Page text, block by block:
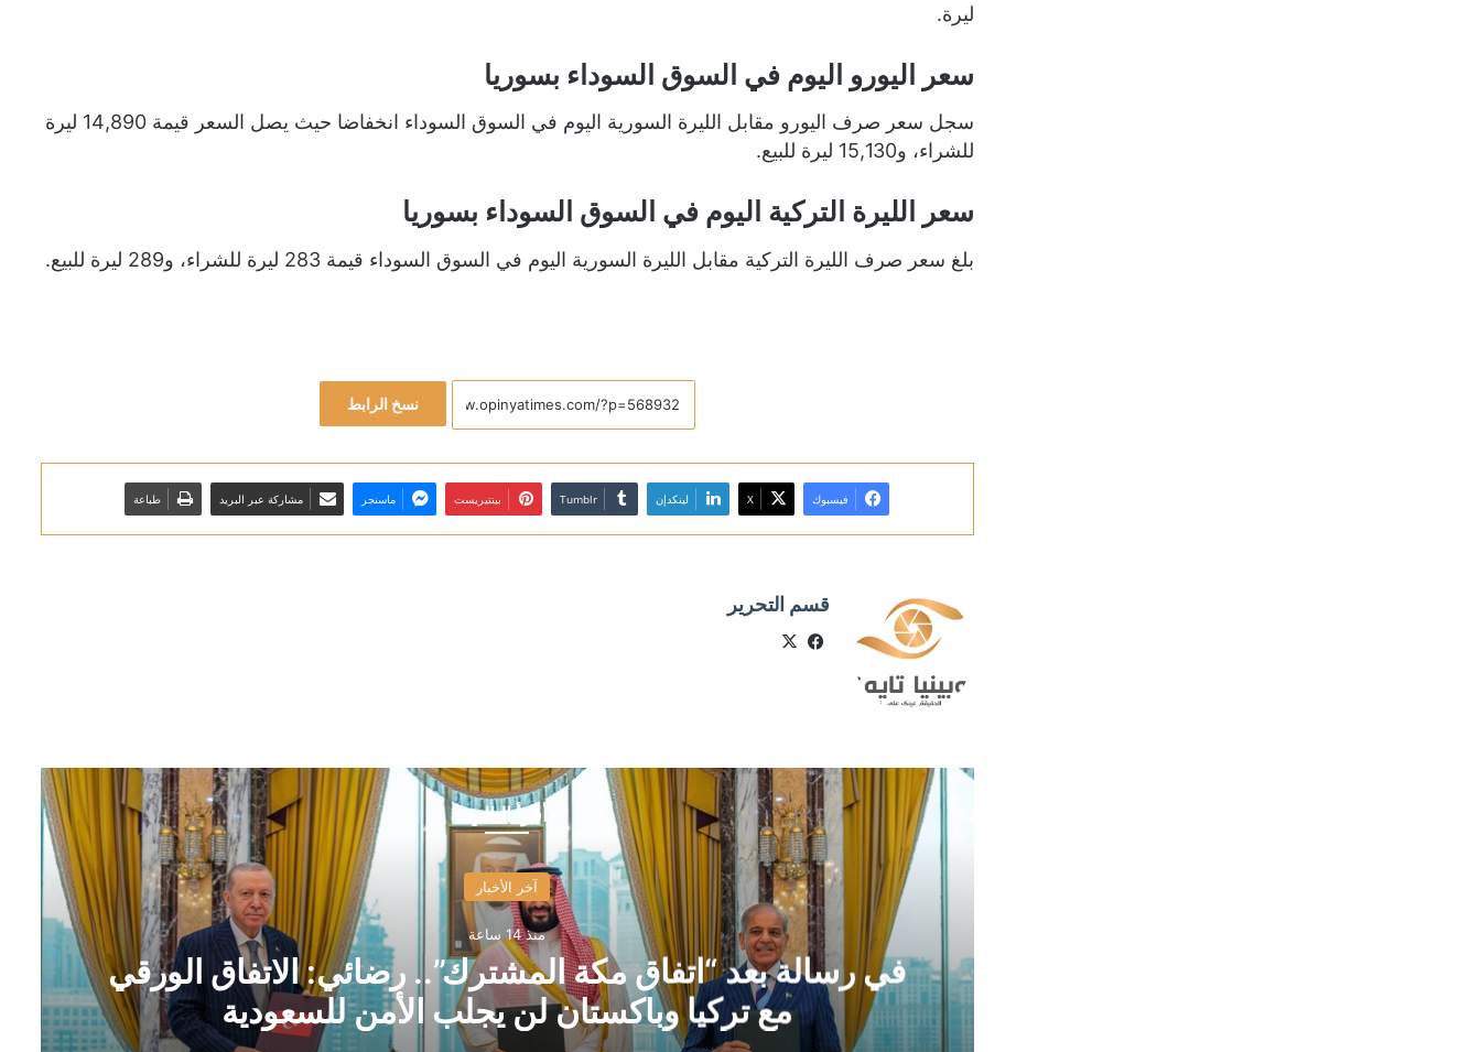
ليرة.
سعر اليورو اليوم في السوق السوداء بسوريا
سجل سعر صرف اليورو مقابل الليرة السورية اليوم في السوق السوداء انخفاضا حيث يصل السعر قيمة 14,890 ليرة
للشراء، و15,130 ليرة للبيع.
سعر الليرة التركية اليوم في السوق السوداء بسوريا
بلغ سعر صرف الليرة التركية مقابل الليرة السورية اليوم في السوق السوداء قيمة 283 ليرة للشراء، و289 ليرة للبيع.
نسخ الرابط
فيسبوك X لينكدإن بينتيريست ماسنجر مشاركة عبر البريد طباعة
قسم التحرير
فيسبوك
أقرأ التالي
آخر الأخبار
منذ 14 ساعة
في رسالة بعد “اتفاق مكة المشترك”.. رضائي: الاتفاق الورقي
مع تركيا وباكستان لن يجلب الأمن للسعودية